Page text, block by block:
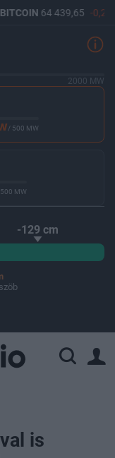
BITCOIN64 439,65 -0,25%
2000 MW
/ 500 MW
MW
-129 cm
is